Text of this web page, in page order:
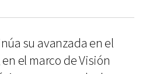
su avanzada en el
el marco de Visión